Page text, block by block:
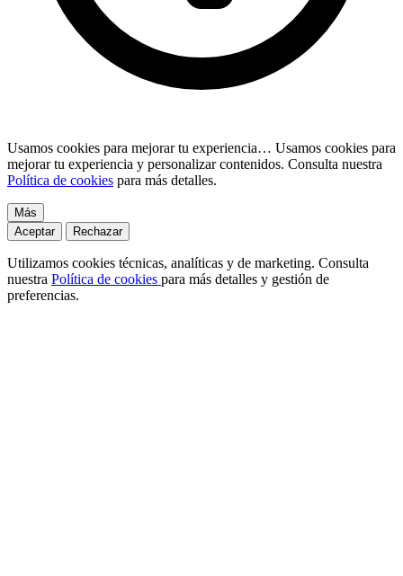
Usamos cookies para mejorar tu experiencia… Usamos cookies para
mejorar tu experiencia y personalizar contenidos. Consulta nuestra
Política de cookies para más detalles.
Más
Aceptar
Rechazar
Utilizamos cookies técnicas, analíticas y de marketing. Consulta
nuestra Política de cookies para más detalles y gestión de
preferencias.